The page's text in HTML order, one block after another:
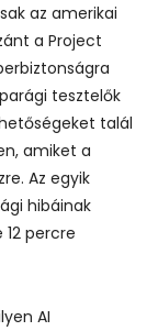
az amerikai
a Project
tesztelők
talál
amiket a
Az egyik
hibáinak
percre
AI